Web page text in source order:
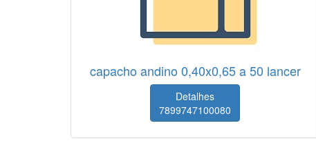
capacho andino 0,40x0,65 a 50 lancer
Detalhes
7899747100080